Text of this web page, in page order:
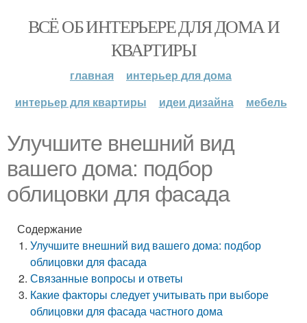
ВСЁ ОБ ИНТЕРЬЕРЕ ДЛЯ ДОМА И
КВАРТИРЫ
главная
интерьер для дома
интерьер для квартиры
идеи дизайна мебель
Улучшите внешний вид
вашего дома: подбор
облицовки для фасада
Содержание
Улучшите внешний вид вашего дома: подбор
облицовки для фасада
Связанные вопросы и ответы
Какие факторы следует учитывать при выборе
облицовки для фасада частного дома